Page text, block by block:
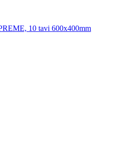
10 tavi 600x400mm